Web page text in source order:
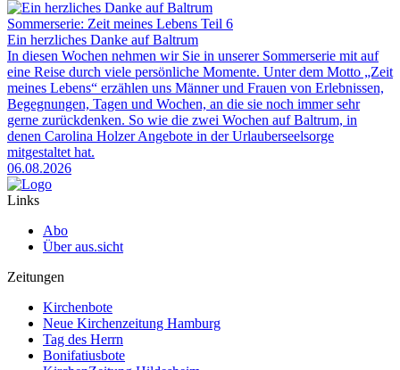
Sommerserie: Zeit meines Lebens Teil 6
Ein herzliches Danke auf Baltrum
In diesen Wochen nehmen wir Sie in unserer Sommerserie mit auf
eine Reise durch viele persönliche Momente. Unter dem Motto „Zeit
meines Lebens“ erzählen uns Männer und Frauen von Erlebnissen,
Begegnungen, Tagen und Wochen, an die sie noch immer sehr
gerne zurückdenken. So wie die zwei Wochen auf Baltrum, in
denen Carolina Holzer Angebote in der Urlauberseelsorge
mitgestaltet hat.
06.08.2026
Links
Abo
Über aus.sicht
Zeitungen
Kirchenbote
Neue Kirchenzeitung Hamburg
Tag des Herrn
Bonifatiusbote